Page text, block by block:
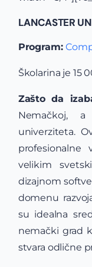
LANCASTER
Program:
Školarina je 15
Zašto da
Nemačkoj,
univerziteta.
velikim
dizajnom
domenu
su idealna
nemački grad
stvara odlične